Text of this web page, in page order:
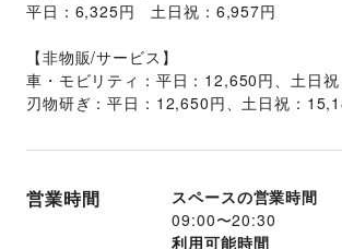
平日：6,325円　土日祝：6,957円
【非物販/サービス】
車・モビリティ：平日：12,650円、土日
刃物研ぎ：平日：12,650円、土日祝：
営業時間
スペースの営業時間
09:00〜20:30
利用可能時間